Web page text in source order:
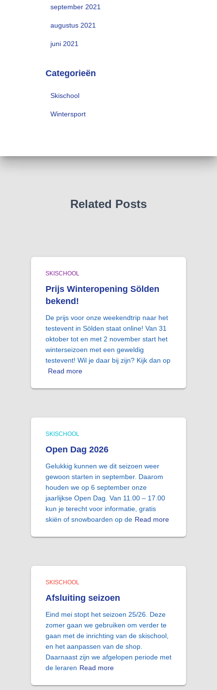
september 2021
augustus 2021
juni 2021
Categorieën
Skischool
Wintersport
Related Posts
SKISCHOOL
Prijs Winteropening Sölden
bekend!
De prijs voor onze weekendtrip naar het
testevent in Sölden staat online! Van 31
oktober tot en met 2 november start het
winterseizoen met een geweldig
testevent! Wil je daar bij zijn? Kijk dan op
Read more
SKISCHOOL
Open Dag 2026
Gelukkig kunnen we dit seizoen weer
gewoon starten in september. Daarom
houden we op 6 september onze
jaarlijkse Open Dag. Van 11.00 – 17.00
kun je terecht voor informatie, gratis
skiën of snowboarden op de Read more
SKISCHOOL
Afsluiting seizoen
Eind mei stopt het seizoen 25/26. Deze
zomer gaan we gebruiken om verder te
gaan met de inrichting van de skischool,
en het aanpassen van de shop.
Daarnaast zijn we afgelopen periode met
de leraren Read more